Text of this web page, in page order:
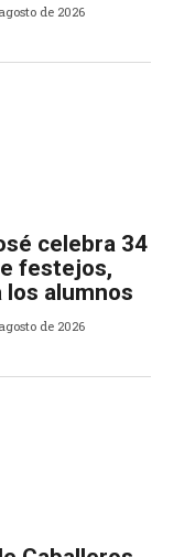
de 2026
celebra 34
festejos,
los alumnos
de 2026